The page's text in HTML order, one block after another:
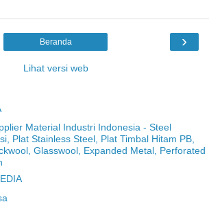
›
Beranda
Lihat versi web
Material Industri Indonesia - Steel
Plat Stainless Steel, Plat Timbal Hitam PB,
Glasswool, Expanded Metal, Perforated